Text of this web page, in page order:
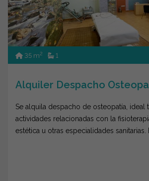
35 m2 1
Alquiler Despacho
Se alquila despacho de osteopatía, ideal
actividades relacionadas con la
estética u otras especialidades sanitarias.